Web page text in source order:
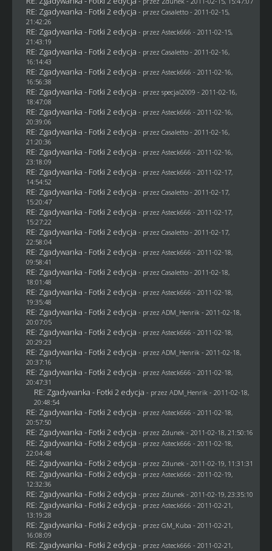
RE: Zgadywanka - Fotki 2 edycja - przez Casaletto- 2011-02-15,
21:42:26
RE: Zgadywanka - Fotki 2 edycja - przez Asteck666 - 2011-02-15,
21:43:19
RE: Zgadywanka - Fotki 2 edycja - przez Casaletto- 2011-02-16,
16:14:43
RE: Zgadywanka - Fotki 2 edycja - przez Asteck666 - 2011-02-16,
16:56:38
RE: Zgadywanka - Fotki 2 edycja - przez specjal2009 - 2011-02-16,
18:47:08
RE: Zgadywanka - Fotki 2 edycja - przez Asteck666 - 2011-02-16,
20:39:06
RE: Zgadywanka - Fotki 2 edycja - przez Casaletto- 2011-02-16,
21:20:36
RE: Zgadywanka - Fotki 2 edycja - przez Asteck666 - 2011-02-16,
23:18:09
RE: Zgadywanka - Fotki 2 edycja - przez Asteck666 - 2011-02-17,
14:54:52
RE: Zgadywanka - Fotki 2 edycja - przez Casaletto- 2011-02-17,
15:20:47
RE: Zgadywanka - Fotki 2 edycja - przez Asteck666 - 2011-02-17,
15:27:22
RE: Zgadywanka - Fotki 2 edycja - przez Casaletto- 2011-02-17,
22:58:04
RE: Zgadywanka - Fotki 2 edycja - przez Asteck666 - 2011-02-18,
09:58:41
RE: Zgadywanka - Fotki 2 edycja - przez Casaletto- 2011-02-18,
18:01:48
RE: Zgadywanka - Fotki 2 edycja - przez Asteck666 - 2011-02-18,
19:35:48
RE: Zgadywanka - Fotki 2 edycja - przez ADM_Henrik - 2011-02-18,
20:07:05
RE: Zgadywanka - Fotki 2 edycja - przez Asteck666 - 2011-02-18,
20:29:23
RE: Zgadywanka - Fotki 2 edycja - przez ADM_Henrik - 2011-02-18,
20:37:16
RE: Zgadywanka - Fotki 2 edycja - przez Asteck666 - 2011-02-18,
20:47:31
RE: Zgadywanka - Fotki 2 edycja - przez ADM_Henrik - 2011-02-18,
20:48:54
RE: Zgadywanka - Fotki 2 edycja - przez Asteck666 - 2011-02-18,
20:57:50
RE: Zgadywanka - Fotki 2 edycja - przez Zdunek - 2011-02-18, 21:50:16
RE: Zgadywanka - Fotki 2 edycja - przez Asteck666 - 2011-02-18,
22:04:48
RE: Zgadywanka - Fotki 2 edycja - przez Zdunek - 2011-02-19, 11:31:31
RE: Zgadywanka - Fotki 2 edycja - przez Asteck666 - 2011-02-19,
12:32:36
RE: Zgadywanka - Fotki 2 edycja - przez Zdunek - 2011-02-19, 23:35:10
RE: Zgadywanka - Fotki 2 edycja - przez Asteck666 - 2011-02-21,
13:19:28
RE: Zgadywanka - Fotki 2 edycja - przez GM_Kuba - 2011-02-21,
16:08:09
RE: Zgadywanka - Fotki 2 edycja - przez Asteck666 - 2011-02-21,